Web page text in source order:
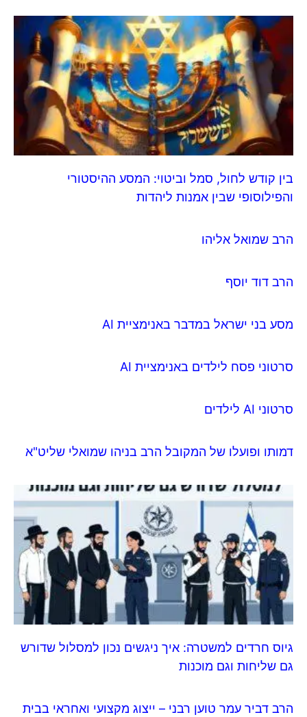
בין קודש לחול, סמל וביטוי: המסע ההיסטורי
והפילוסופי שבין אמנות ליהדות
הרב שמואל אליהו
הרב דוד יוסף
מסע בני ישראל במדבר באנימציית AI
סרטוני פסח לילדים באנימציית AI
סרטוני AI לילדים
דמותו ופועלו של המקובל הרב בניהו שמואלי שליט"א
גיוס חרדים למשטרה: איך ניגשים נכון למסלול שדורש
גם שליחות וגם מוכנות
הרב דביר עמר טוען רבני – ייצוג מקצועי ואחראי בבית